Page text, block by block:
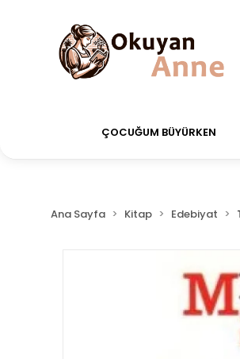
siparişler Aynı Gün Kargo!
ÇOCUĞUM BÜYÜRKEN
Ana Sayfa Kitap Edebiyat